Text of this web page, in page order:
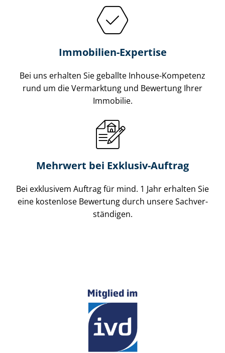
Immobilien-Expertise
Bei uns erhalten Sie geballte Inhouse-Kompetenz
rund um die Vermarktung und Bewertung Ihrer
Immobilie.
Mehrwert bei Exklusiv-Auftrag
Bei exklusivem Auftrag für mind. 1 Jahr erhalten Sie
eine kostenlose Bewertung durch unsere Sach­ver­
stän­di­gen.